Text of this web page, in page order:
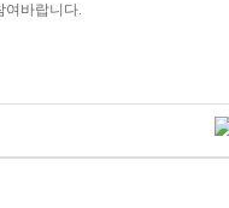
여바랍니다.